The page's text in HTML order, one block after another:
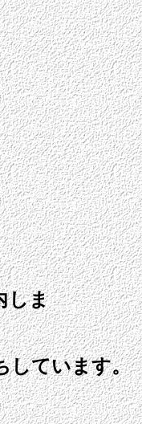
しま
しています。